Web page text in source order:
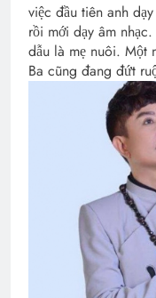
việc đầu tiên anh
rồi mới dạy âm
dẫu là mẹ nuôi. Một
Ba cũng đang đứt